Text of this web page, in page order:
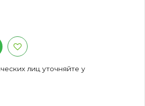
лиц уточняйте у